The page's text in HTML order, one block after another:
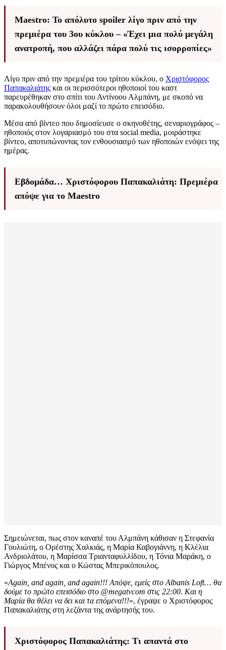
Maestro: Το απόλυτο spoiler λίγο πριν από την
πρεμιέρα του 3ου κύκλου – «Έχει μια πολύ μεγάλη
ανατροπή, που αλλάζει πάρα πολύ τις ισορροπίες»
Λίγο πριν από την πρεμιέρα του τρίτου κύκλου, ο Χριστόφορος
Παπακαλιάτης και οι περισσότεροι ηθοποιοί του καστ
παρευρέθηκαν στο σπίτι του Αντίνοου Αλμπάνη, με σκοπό να
παρακολουθήσουν όλοι μαζί το πρώτο επεισόδιο.
Μέσα από βίντεο που δημοσίευσε ο σκηνοθέτης, σεναριογράφος –
ηθοποιός στον λογαριασμό του στα social media, μοιράστηκε
βίντεο, αποτυπώνοντας τον ενθουσιασμό των ηθοποιών ενόψει της
ημέρας.
Εβδομάδα… Χριστόφορου Παπακαλιάτη: Πρεμιέρα
απόψε για το Maestro
Σημειώνεται, πως στον καναπέ του Αλμπάνη κάθισαν η Στεφανία
Γουλιώτη, ο Ορέστης Χαλκιάς, η Μαρία Καβογιάννη, η Κλέλια
Ανδριολάτου, η Μαρίσσα Τριανταφυλλίδου, η Τόνια Μαράκη, ο
Γιώργος Μπένος και ο Κώστας Μπερικόπουλος.
«Again, and again, and again!!! Απόψε, εμείς στο Albanis Loft… θα
δούμε το πρώτο επεισόδιο στο @megatvcom στις 22:00. Και η
Μαρία θα θέλει να δει και τα επόμενα!!!», έγραψε ο Χριστόφορος
Παπακαλιάτης στη λεζάντα της ανάρτησής του.
Χριστόφορος Παπακαλιάτης: Τι απαντά στο